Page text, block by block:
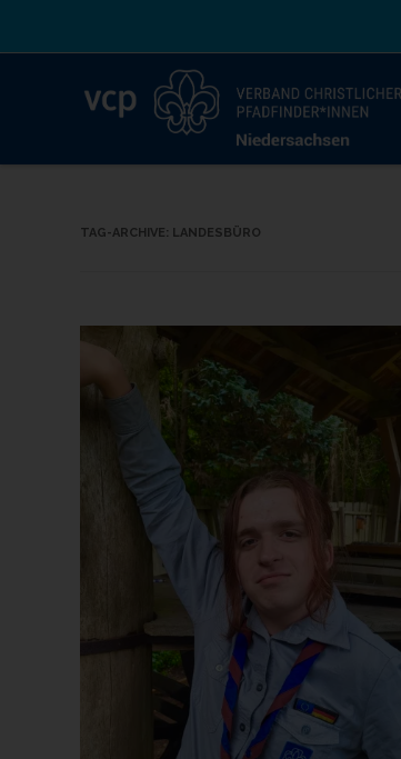
TAG-ARCHIVE: LANDESBÜRO